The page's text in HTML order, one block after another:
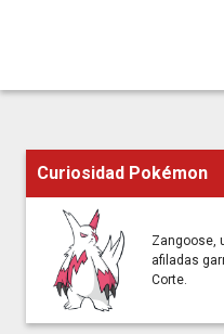
Curiosidad Pokémon
Zangoose,
afiladas
Corte.